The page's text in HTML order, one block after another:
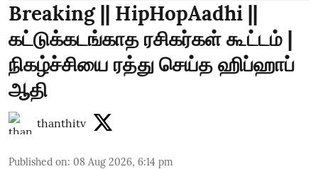
Breaking || HipHopAadhi ||
கட்டுக்கடங்காத ரசிகர்கள் கூட்டம் |
நிகழ்ச்சியை ரத்து செய்த ஹிப்ஹாப்
ஆதி
thanthitv
Published on: 08 Aug 2026, 6:14 pm